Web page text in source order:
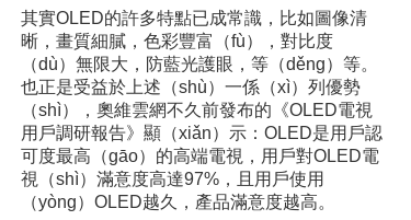
其實OLED的許多特點已成常識，比如圖像清
晰，畫質細膩，色彩豐富（fù），對比度
（dù）無限大，防藍光護眼，等（děng）等。
也正是受益於上述（shù）一係（xì）列優勢
（shì），奧維雲網不久前發布的《OLED電視
用戶調研報告》顯（xiǎn）示：OLED是用戶認
可度最高（gāo）的高端電視，用戶對OLED電
視（shì）滿意度高達97%，且用戶使用
（yòng）OLED越久，產品滿意度越高。